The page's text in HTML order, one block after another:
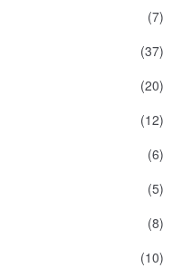
(7)
(37)
(20)
(12)
(6)
(5)
(8)
(10)